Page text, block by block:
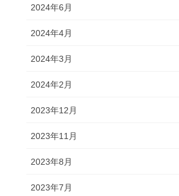
2024年6月
2024年4月
2024年3月
2024年2月
2023年12月
2023年11月
2023年8月
2023年7月